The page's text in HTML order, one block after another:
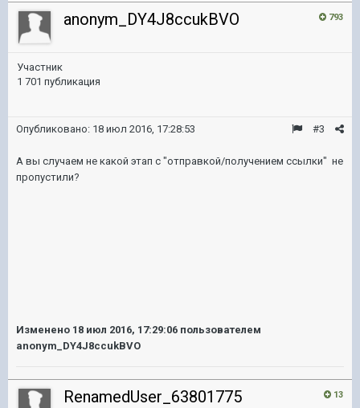
793
anonym_DY4J8ccukBVO
Участник
1 701 публикация
#3
Опубликовано: 18 июл 2016, 17:28:53
А вы случаем не какой этап с "отправкой/получением ссылки" не
пропустили?
Изменено 18 июл 2016, 17:29:06 пользователем
anonym_DY4J8ccukBVO
13
RenamedUser_63801775